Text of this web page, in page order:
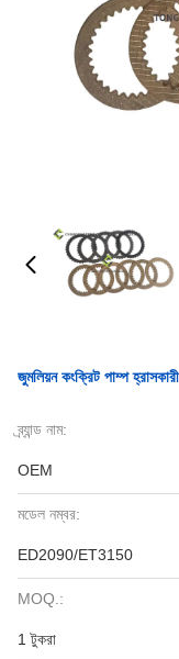
জুমলিয়ন কংক্রিট পাম্প
ব্র্যান্ড নাম:
OEM
মডেল নম্বর:
ED2090/ET3150
MOQ.:
1 টুকরা